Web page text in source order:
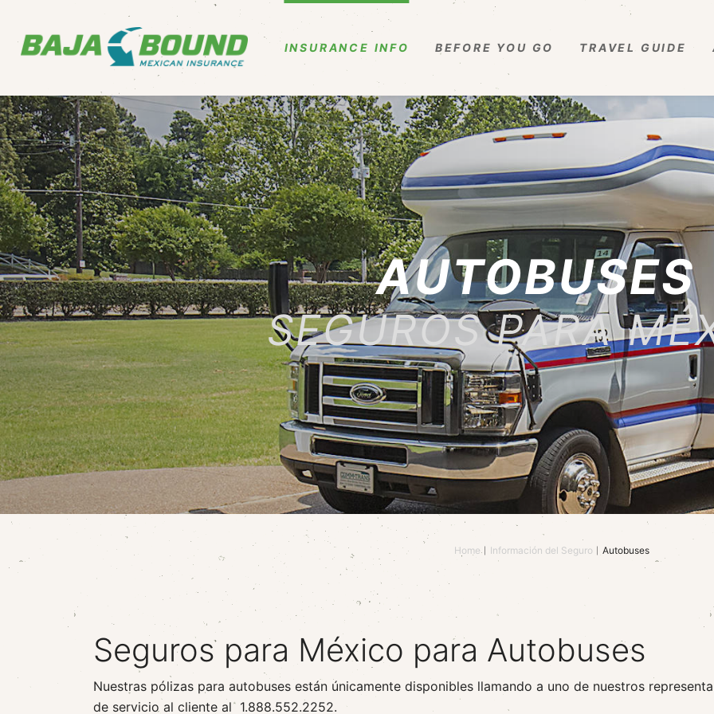
INSURANCE INFO BEFORE YOU GO TRAVEL GUIDE
AUTOBUSES
SEGUROS PARA
Home Información del Seguro Autobuses
Seguros para México para Autobuses
Nuestras pólizas para autobuses están únicamente disponibles llamando a uno de nuestros
de servicio al cliente al 1.888.552.2252.